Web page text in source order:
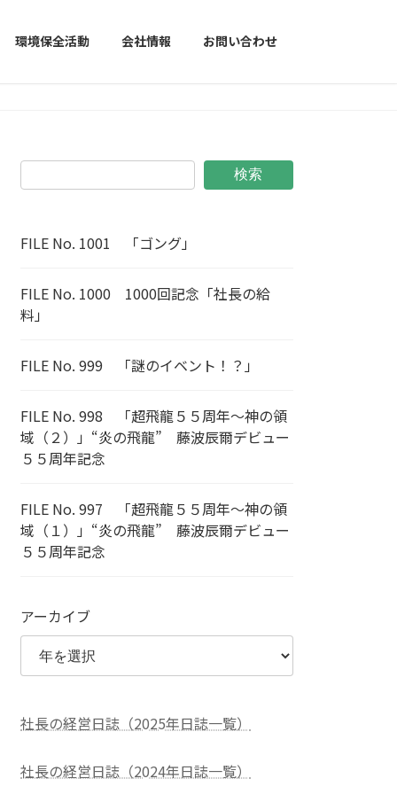
環境保全活動 会社情報 お問い合わせ
検索
FILE No. 1001 「ゴング」
FILE No. 1000 1000回記念「社長の給
料」
FILE No. 999 「謎のイベント！？」
FILE No. 998 「超飛龍５５周年～神の領
域（２）」“炎の飛龍” 藤波辰爾デビュー
５５周年記念
FILE No. 997 「超飛龍５５周年～神の領
域（１）」“炎の飛龍” 藤波辰爾デビュー
５５周年記念
アーカイブ
社長の経営日誌（2025年日誌一覧）
社長の経営日誌（2024年日誌一覧）